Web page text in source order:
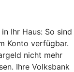
Ihr Haus: So sind
Konto verfügbar.
nicht mehr
Ihre Volksbank